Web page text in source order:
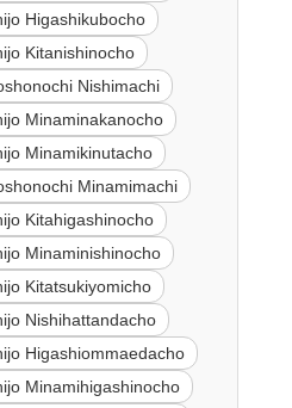
Higashikubocho
Kitanishinocho
Nishimachi
Minaminakanocho
Minamikinutacho
Minamimachi
Kitahigashinocho
Minaminishinocho
Kitatsukiyomicho
Nishihattandacho
Higashiommaedacho
Minamihigashinocho